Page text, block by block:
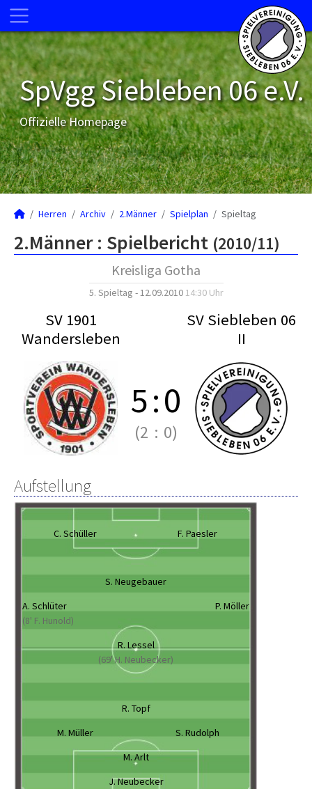
SpVgg Siebleben 06 e.V.
Offizielle Homepage
Herren Archiv 2.Männer Spielplan Spieltag
2.Männer : Spielbericht (2010/11)
Kreisliga Gotha
5. Spieltag - 12.09.2010 14:30 Uhr
SV 1901
Wandersleben
SV Siebleben 06
II
5:0
(2 : 0)
Aufstellung
C. Schüller F. Paesler
S. Neugebauer
A. Schlüter
(8' F. Hunold)
P. Möller
R. Lessel
(69' H. Neubecker)
R. Topf
M. Müller
S. Rudolph
M. Arlt
J. Neubecker